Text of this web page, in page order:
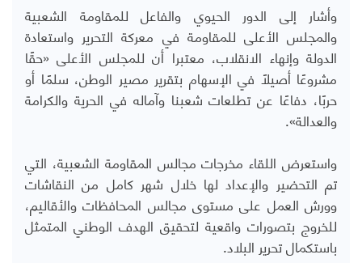
وأشار إلى الدور الحيوي والفاعل للمقاومة الشعبية
والمجلس الأعلى للمقاومة في معركة التحرير واستعادة
الدولة وإنهاء الانقلاب، معتبرا أن للمجلس الأعلى «حقًا
مشروعًا أصيلاً في الإسهام بتقرير مصير الوطن، سلمًا أو
حربًا، دفاعًا عن تطلعات شعبنا وآماله في الحرية والكرامة
والعدالة».
واستعرض اللقاء مخرجات مجالس المقاومة الشعبية، التي
تم التحضير والإعداد لها خلال شهر كامل من النقاشات
وورش العمل على مستوى مجالس المحافظات والأقاليم،
للخروج بتصورات واقعية لتحقيق الهدف الوطني المتمثل
باستكمال تحرير البلاد.